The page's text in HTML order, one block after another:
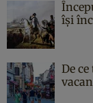
îşi
De